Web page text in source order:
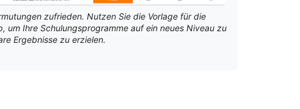
zufrieden. Nutzen Sie die Vorlage für die
um Ihre Schulungsprogramme auf ein neues Niveau zu
Ergebnisse zu erzielen.